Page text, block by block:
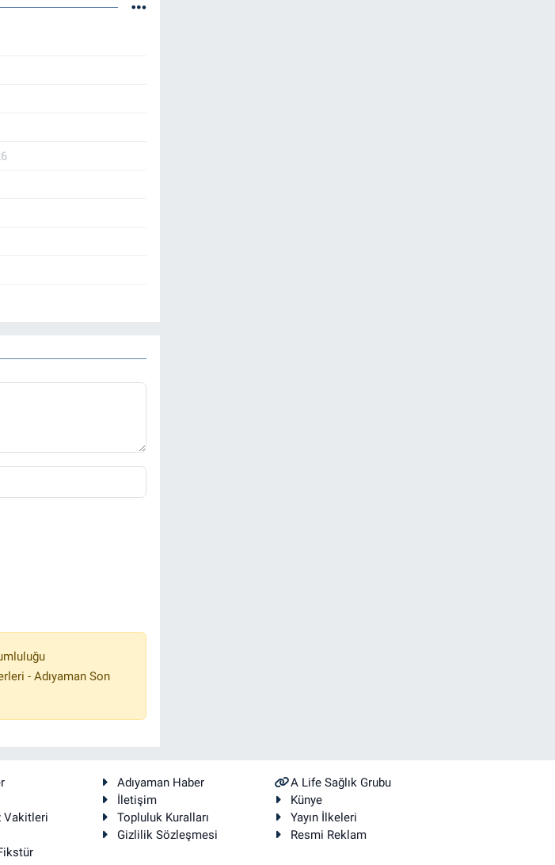
- Adıyaman Son
Vakitleri
Adıyaman Haber
A Life Sağlık Grubu
İletişim
Künye
Topluluk Kuralları
Yayın İlkeleri
Gizlilik Sözleşmesi
Resmi Reklam